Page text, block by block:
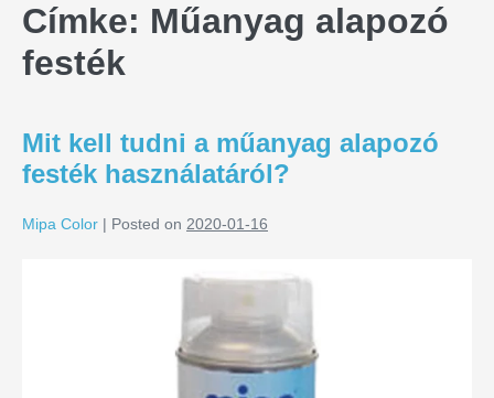
Címke: Műanyag alapozó
festék
Mit kell tudni a műanyag alapozó
festék használatáról?
Mipa Color | Posted on 2020-01-16